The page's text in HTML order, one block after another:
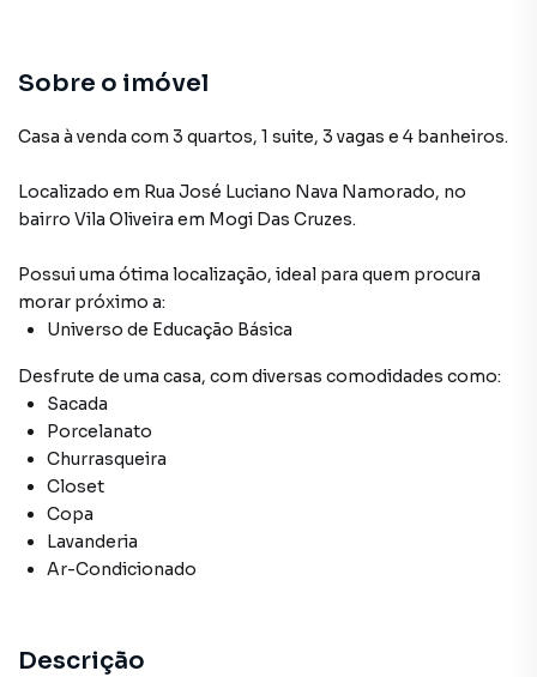
Sobre o imóvel
Casa à venda com 3 quartos, 1 suite, 3 vagas e 4 banheiros.
Localizado em Rua José Luciano Nava Namorado, no
bairro Vila Oliveira em Mogi Das Cruzes.
Possui uma ótima localização, ideal para quem procura
morar próximo a:
Universo de Educação Básica
Desfrute de uma casa, com diversas comodidades como:
Sacada
Porcelanato
Churrasqueira
Closet
Copa
Lavanderia
Ar-Condicionado
Descrição